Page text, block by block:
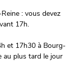
: vous devez
17h.
et 17h30 à Bourg-
au plus tard le jour